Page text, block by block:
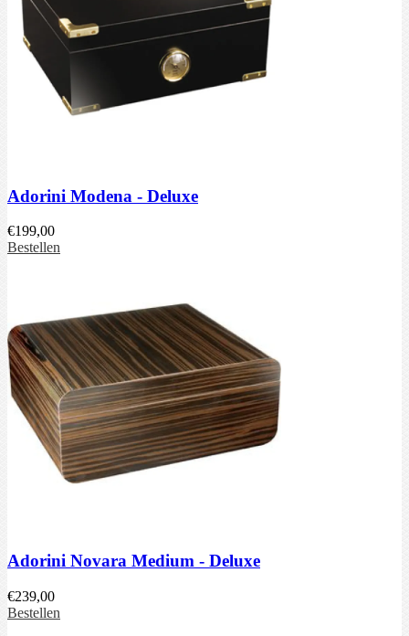
Adorini Modena - Deluxe
€199,00
Bestellen
Adorini Novara Medium - Deluxe
€239,00
Bestellen